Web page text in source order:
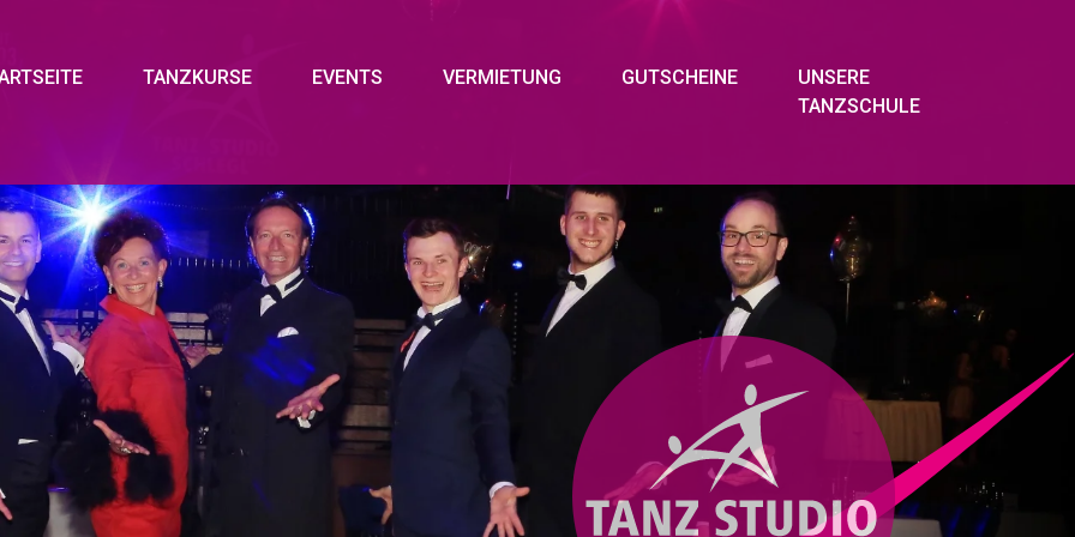
TANZKURSE EVENTS VERMIETUNG GUTSCHEINE
UNSERE
TANZSCHULE